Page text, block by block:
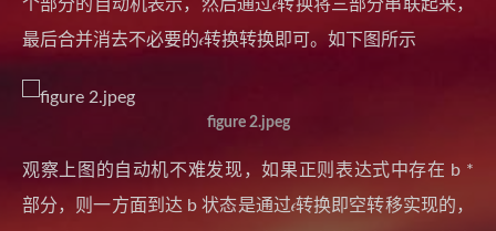
个部分的自动机表示，然后通过𝜖转换将三部分串联起来，
最后合并消去不必要的𝜖转换转换即可。如下图所示
figure 2.jpeg
观察上图的自动机不难发现，如果正则表达式中存在 b *
部分，则一方面到达 b 状态是通过𝜖转换即空转移实现的，